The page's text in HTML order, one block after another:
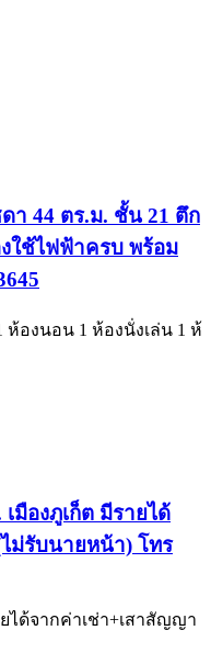
า 44 ตร.ม. ชั้น 21 ตึก
งใช้ไฟฟ้าครบ พร้อม
องนอน 1 ห้องนั่งเล่น 1 ห้
มืองภูเก็ต มีรายได้
ม่รับนายหน้า) โทร
ได้จากค่าเช่า+เสาสัญญา